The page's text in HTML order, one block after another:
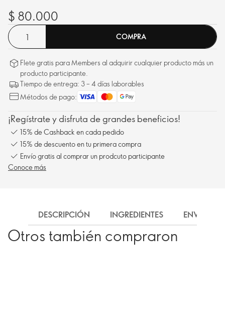
$ 80.000
COMPRA
Flete gratis para Members al adquirir cualquier producto más un
producto participante.
Tiempo de entrega: 3 – 4 días laborables
Métodos de pago:
¡Regístrate y disfruta de grandes beneficios!
15% de Cashback en cada pedido
15% de descuento en tu primera compra
Envío gratis al comprar un prodcuto participante
Conoce más
DESCRIPCIÓN INGREDIENTES ENVÍO
Otros también compraron